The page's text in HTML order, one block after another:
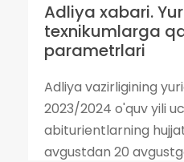
Adliya xabari.
texnikumlarga
parametrlari
Adliya vazirligining
2023/2024 o'quv yili
abiturientlarning
avgustdan 20